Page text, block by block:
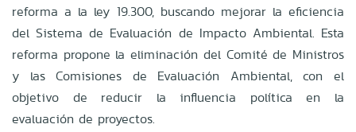
reforma a la ley 19.300, buscando mejorar la eficiencia
del Sistema de Evaluación de Impacto Ambiental. Esta
reforma propone la eliminación del Comité de Ministros
y las Comisiones de Evaluación Ambiental, con el
objetivo de reducir la influencia política en la
evaluación de proyectos.